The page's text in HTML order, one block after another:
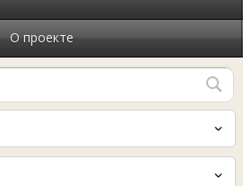
О проекте